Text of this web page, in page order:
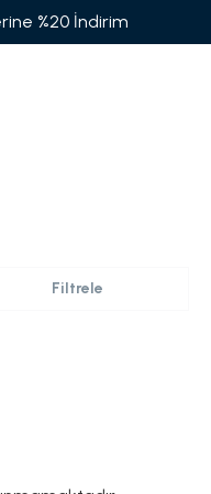
%20 İndirim
Filtrele